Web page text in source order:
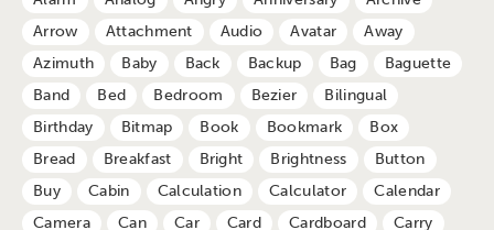
Arrow
Attachment Audio Avatar
Away
Azimuth
Baby Back Backup Bag
Baguette
Band
Bed Bedroom Bezier
Bilingual
Birthday
Bitmap Book Bookmark
Box
Bread
Breakfast Bright Brightness
Button
Buy
Cabin Calculation Calculator
Calendar
Camera
Can Car Card Cardboard
Carry